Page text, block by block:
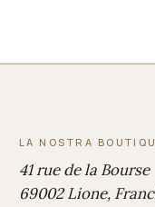
LA NOSTRA
41 rue de la Bourse
69002 Lione,